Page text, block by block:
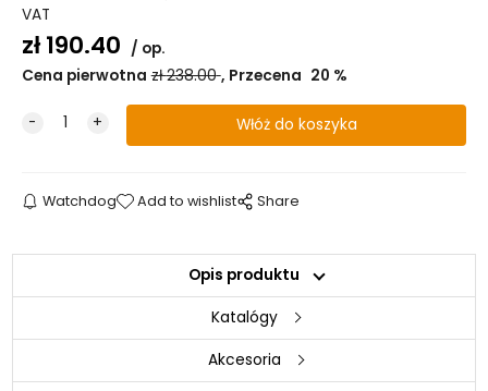
VAT
zł190.40
op.
Cena pierwotna zł238.00 Przecena 20 %
Watchdog Add to wishlist Share
Opis produktu
Katalógy
Akcesoria